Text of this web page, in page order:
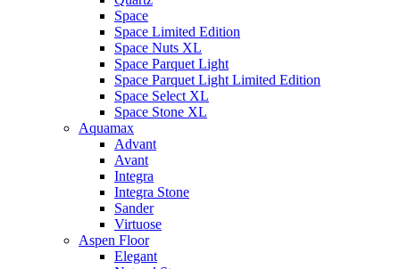
Space
Space Limited Edition
Space Nuts XL
Space Parquet Light
Space Parquet Light Limited Edition
Space Select XL
Space Stone XL
Aquamax
Advant
Avant
Integra
Integra Stone
Sander
Virtuose
Aspen Floor
Elegant